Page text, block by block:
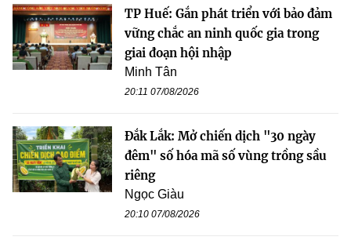
TP Huế: Gắn phát triển với bảo đảm
vững chắc an ninh quốc gia trong
giai đoạn hội nhập
Minh Tân
20:11 07/08/2026
Đắk Lắk: Mở chiến dịch "30 ngày
đêm" số hóa mã số vùng trồng sầu
riêng
Ngọc Giàu
20:10 07/08/2026